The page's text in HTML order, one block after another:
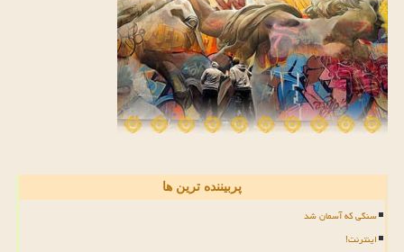
پربیننده ترین ها
سنگی که آسمان شد
اینترنت!